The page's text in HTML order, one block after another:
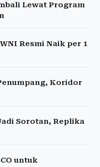
Lewat Program
Resmi Naik per 1
Koridor
Sorotan, Replika
untuk